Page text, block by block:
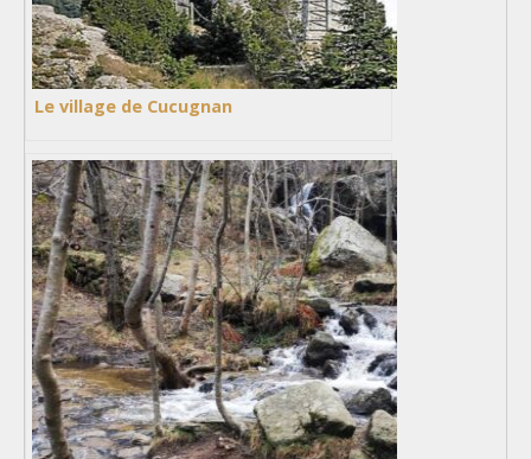
Le village de Cucugnan